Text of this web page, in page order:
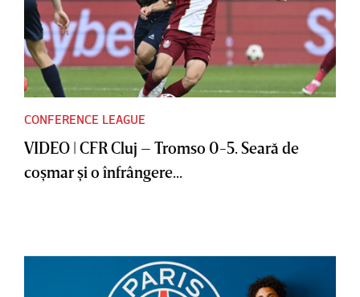
CONFERENCE LEAGUE
VIDEO | CFR Cluj – Tromso 0-5. Seară de
coşmar şi o înfrângere...